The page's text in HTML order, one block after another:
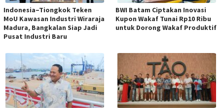
Indonesia–Tiongkok Teken
MoU Kawasan Industri Wiraraja
Madura, Bangkalan Siap Jadi
Pusat Industri Baru
BWI Batam Ciptakan Inovasi
Kupon Wakaf Tunai Rp10 Ribu
untuk Dorong Wakaf Produktif